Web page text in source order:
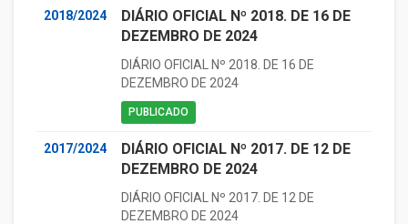
2018/2024
DIÁRIO OFICIAL Nº 2018. DE 16 DE
DEZEMBRO DE 2024
DIÁRIO OFICIAL Nº 2018. DE 16 DE
DEZEMBRO DE 2024
PUBLICADO
2017/2024
DIÁRIO OFICIAL Nº 2017. DE 12 DE
DEZEMBRO DE 2024
DIÁRIO OFICIAL Nº 2017. DE 12 DE
DEZEMBRO DE 2024